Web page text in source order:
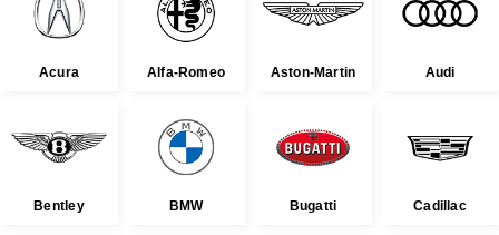
Acura Alfa-Romeo Aston-Martin Audi
Bentley BMW Bugatti Cadillac